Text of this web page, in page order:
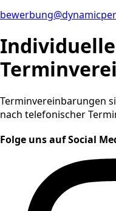
Individuelle
Terminvereinbarungen
nach telefonischer
Folge uns auf Social